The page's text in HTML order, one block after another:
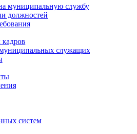
муниципальную службу
должностей
кадров
служащих
систем